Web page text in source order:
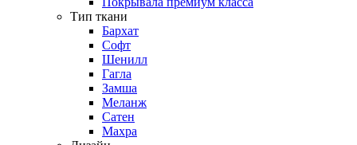
Тип ткани
Бархат
Софт
Шенилл
Гагла
Замша
Меланж
Сатен
Махра